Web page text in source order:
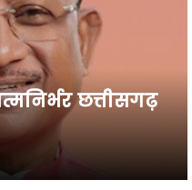
छत्तीसगढ़